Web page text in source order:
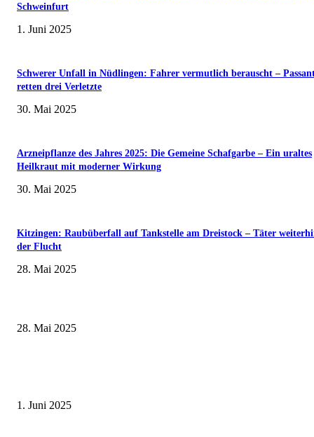
Schweinfurt
1. Juni 2025
Schwerer Unfall in Nüdlingen: Fahrer vermutlich berauscht –
retten drei Verletzte
30. Mai 2025
Arzneipflanze des Jahres 2025: Die Gemeine Schafgarbe – Ein uraltes
Heilkraut mit moderner Wirkung
30. Mai 2025
Kitzingen: Raubüberfall auf Tankstelle am Dreistock – Täter
der Flucht
28. Mai 2025
28. Mai 2025
1. Juni 2025